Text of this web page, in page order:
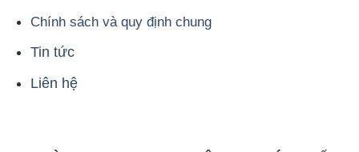
📞
PHÒNG KINH DOANH - CÔNG TY HÓA CHẤT
ĐẮC TRƯỜNG PHÁT